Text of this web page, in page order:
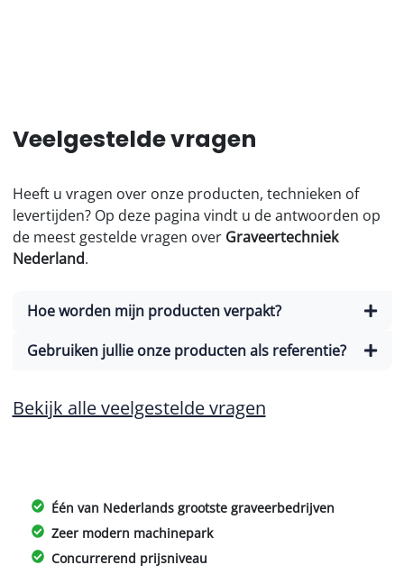
Veelgestelde vragen
Heeft u vragen over onze producten, technieken of
levertijden? Op deze pagina vindt u de antwoorden op
de meest gestelde vragen over Graveertechniek
Nederland.
Hoe worden mijn producten verpakt?
Gebruiken jullie onze producten als referentie?
Bekijk alle veelgestelde vragen
Één van Nederlands grootste graveerbedrijven
Zeer modern machinepark
Concurrerend prijsniveau